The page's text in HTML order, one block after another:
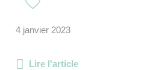
4 janvier 2023
Lire l'article